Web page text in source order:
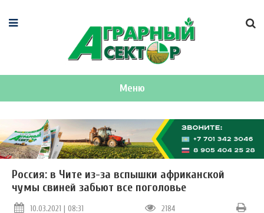
Меню
Россия: в Чите из-за вспышки африканской
чумы свиней забьют все поголовье
10.03.2021 | 08:31 2184